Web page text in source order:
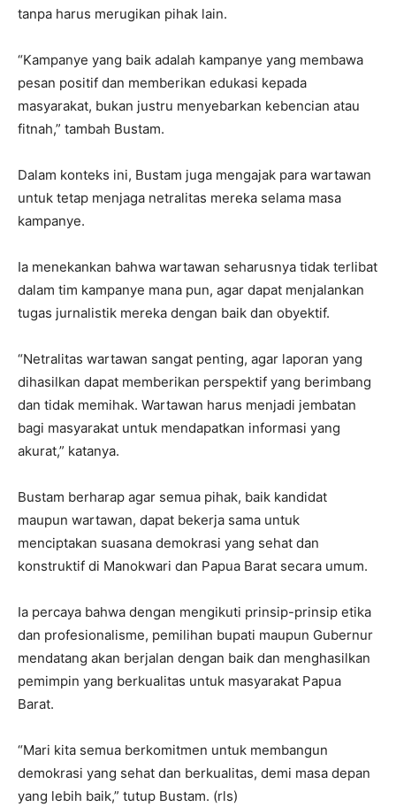
tanpa harus merugikan pihak lain.
“Kampanye yang baik adalah kampanye yang membawa
pesan positif dan memberikan edukasi kepada
masyarakat, bukan justru menyebarkan kebencian atau
fitnah,” tambah Bustam.
Dalam konteks ini, Bustam juga mengajak para wartawan
untuk tetap menjaga netralitas mereka selama masa
kampanye.
Ia menekankan bahwa wartawan seharusnya tidak terlibat
dalam tim kampanye mana pun, agar dapat menjalankan
tugas jurnalistik mereka dengan baik dan obyektif.
“Netralitas wartawan sangat penting, agar laporan yang
dihasilkan dapat memberikan perspektif yang berimbang
dan tidak memihak. Wartawan harus menjadi jembatan
bagi masyarakat untuk mendapatkan informasi yang
akurat,” katanya.
Bustam berharap agar semua pihak, baik kandidat
maupun wartawan, dapat bekerja sama untuk
menciptakan suasana demokrasi yang sehat dan
konstruktif di Manokwari dan Papua Barat secara umum.
Ia percaya bahwa dengan mengikuti prinsip-prinsip etika
dan profesionalisme, pemilihan bupati maupun Gubernur
mendatang akan berjalan dengan baik dan menghasilkan
pemimpin yang berkualitas untuk masyarakat Papua
Barat.
“Mari kita semua berkomitmen untuk membangun
demokrasi yang sehat dan berkualitas, demi masa depan
yang lebih baik,” tutup Bustam. (rls)